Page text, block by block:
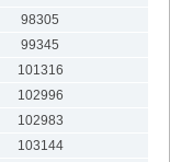
98305
99345
101316
102996
102983
103144